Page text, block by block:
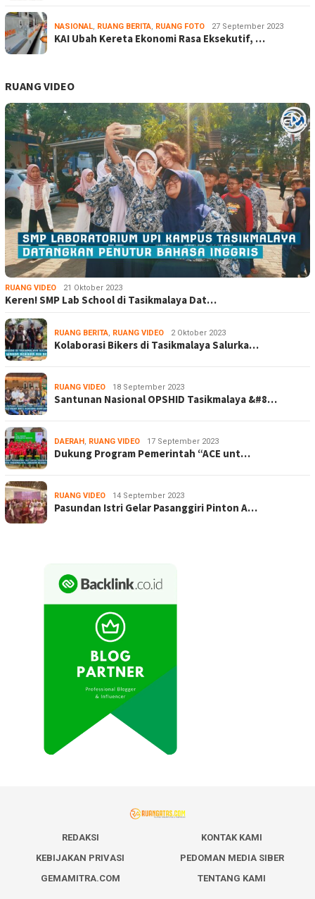
NASIONAL, RUANG BERITA, RUANG FOTO 27 September 2023
KAI Ubah Kereta Ekonomi Rasa Eksekutif, …
RUANG VIDEO
RUANG VIDEO 21 Oktober 2023
Keren! SMP Lab School di Tasikmalaya Dat…
RUANG BERITA, RUANG VIDEO 2 Oktober 2023
Kolaborasi Bikers di Tasikmalaya Salurka…
RUANG VIDEO 18 September 2023
Santunan Nasional OPSHID Tasikmalaya &#8…
DAERAH , RUANG VIDEO 17 September 2023
Dukung Program Pemerintah “ACE unt…
RUANG VIDEO 14 September 2023
Pasundan Istri Gelar Pasanggiri Pinton A…
REDAKSI
KONTAK KAMI
KEBIJAKAN PRIVASI
PEDOMAN MEDIA SIBER
GEMAMITRA.COM
TENTANG KAMI